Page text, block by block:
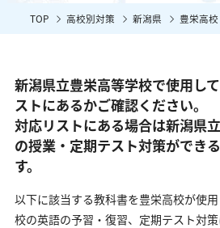
TOP 高校別対策 新潟県 豊栄高校
新潟県立豊栄高等学校で使用し
ストにあるかご確認ください。
対応リストにある場合は新潟県
の授業・定期テスト対策ができ
す。
以下に該当する教科書を豊栄高校が使用
校の英語の予習・復習、定期テスト対策